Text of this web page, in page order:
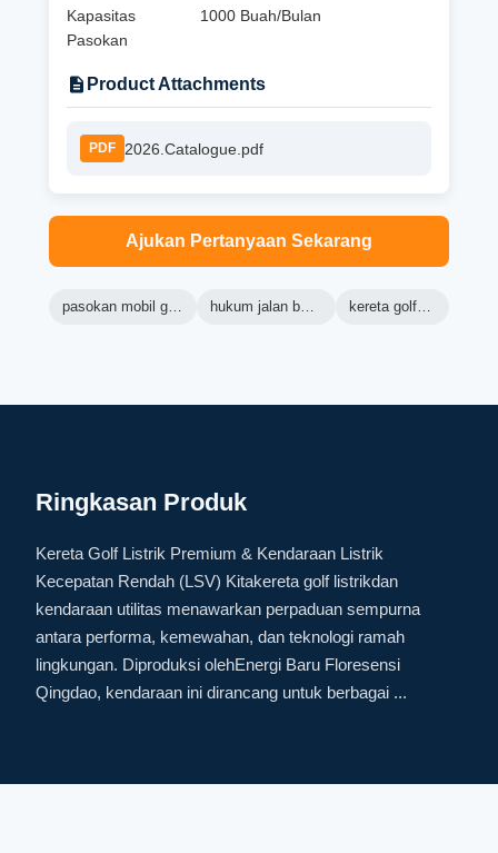
Kapasitas
Pasokan
1000 Buah/Bulan
Product Attachments
PDF 2026.Catalogue.pdf
Ajukan Pertanyaan Sekarang
pasokan mobil golf kustom hukum jalan buggy listrik kereta golf rekreasi
Ringkasan Produk
Kereta Golf Listrik Premium & Kendaraan Listrik
Kecepatan Rendah (LSV) Kitakereta golf listrikdan
kendaraan utilitas menawarkan perpaduan sempurna
antara performa, kemewahan, dan teknologi ramah
lingkungan. Diproduksi olehEnergi Baru Floresensi
Qingdao, kendaraan ini dirancang untuk berbagai ...